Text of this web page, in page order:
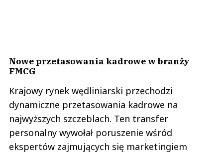
Nowe przetasowania kadrowe w branży
FMCG
Krajowy rynek wędliniarski przechodzi
dynamiczne przetasowania kadrowe na
najwyższych szczeblach. Ten transfer
personalny wywołał poruszenie wśród
ekspertów zajmujących się marketingiem